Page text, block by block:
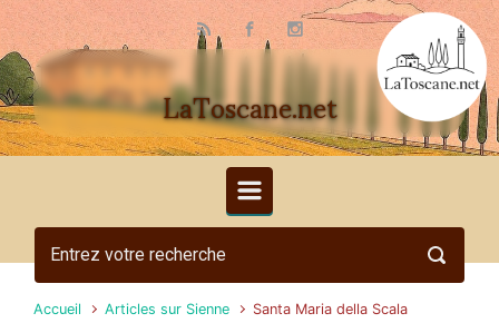
Skip to main content
LaToscane.net
Accueil Articles sur Sienne Santa Maria della Scala